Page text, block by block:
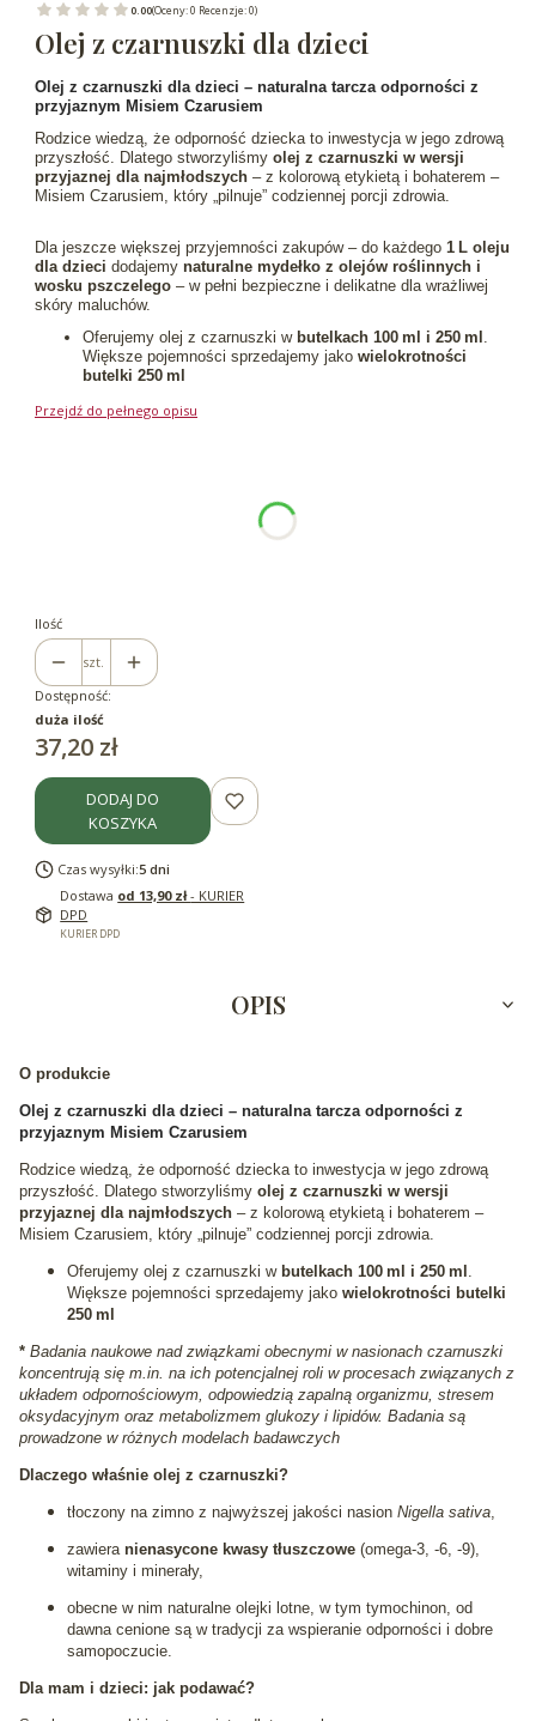
0.00(Oceny: 0 Recenzje: 0)
Olej z czarnuszki dla dzieci
Olej z czarnuszki dla dzieci – naturalna tarcza odporności z
przyjaznym Misiem Czarusiem
Rodzice wiedzą, że odporność dziecka to inwestycja w jego zdrową
przyszłość. Dlatego stworzyliśmy olej z czarnuszki w wersji
przyjaznej dla najmłodszych – z kolorową etykietą i bohaterem –
Misiem Czarusiem, który „pilnuje” codziennej porcji zdrowia.
Dla jeszcze większej przyjemności zakupów – do każdego 1 L oleju
dla dzieci dodajemy naturalne mydełko z olejów roślinnych i
wosku pszczelego – w pełni bezpieczne i delikatne dla wrażliwej
skóry maluchów.
Oferujemy olej z czarnuszki w butelkach 100 ml i 250 ml
Większe pojemności sprzedajemy jako wielokrotności
butelki 250 ml
Przejdź do pełnego opisu
Ilość
szt.
Dostępność:
duża ilość
Cena
37,20 zł
DODAJ DO
KOSZYKA
Czas wysyłki:5 dni
Dostawa od 13,90 zł- KURIER
DPD
KURIER DPD
OPIS
O produkcie
Olej z czarnuszki dla dzieci – naturalna tarcza odporności z
przyjaznym Misiem Czarusiem
Rodzice wiedzą, że odporność dziecka to inwestycja w jego zdrową
przyszłość. Dlatego stworzyliśmy olej z czarnuszki w wersji
przyjaznej dla najmłodszych – z kolorową etykietą i bohaterem –
Misiem Czarusiem, który „pilnuje” codziennej porcji zdrowia.
Oferujemy olej z czarnuszki w butelkach 100 ml i 250 ml
Większe pojemności sprzedajemy jako wielokrotności butelki
250 ml
* Badania naukowe nad związkami obecnymi w nasionach czarnuszki
koncentrują się m.in. na ich potencjalnej roli w procesach związanych z
układem odpornościowym, odpowiedzią zapalną organizmu, stresem
oksydacyjnym oraz metabolizmem glukozy i lipidów. Badania są
prowadzone w różnych modelach badawczych
Dlaczego właśnie olej z czarnuszki?
tłoczony na zimno z najwyższej jakości nasion Nigella sativa
zawiera nienasycone kwasy tłuszczowe (omega-3, -6, -9),
witaminy i minerały,
obecne w nim naturalne olejki lotne, w tym tymochinon, od
dawna cenione są w tradycji za wspieranie odporności i dobre
samopoczucie.
Dla mam i dzieci: jak podawać?